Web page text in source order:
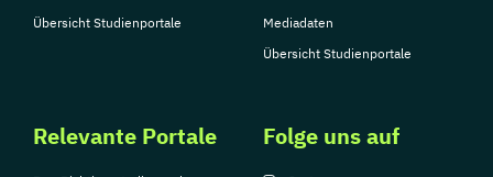
Übersicht Studienportale
Mediadaten
Übersicht Studienportale
Relevante Portale Folge uns auf